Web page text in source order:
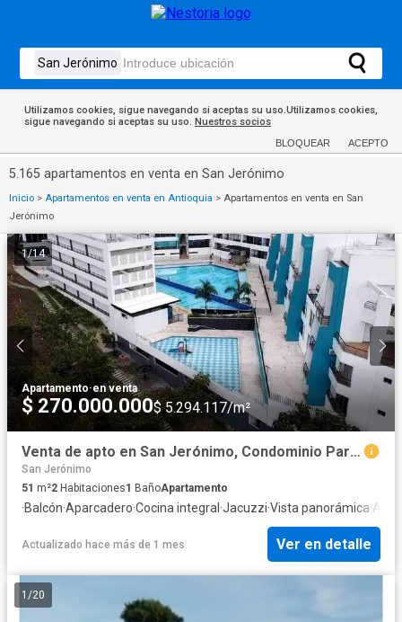
Utilizamos cookies, sigue navegando si aceptas su uso.Utilizamos cookies,
sigue navegando si aceptas su uso. Nuestros socios
BLOQUEAR ACEPTO
5.165 apartamentos en venta en San Jerónimo
Inicio > Apartamentos en venta en Antioquia > Apartamentos en venta en San
Jerónimo
1/14
Apartamento·en venta
$ 270.000.000$ 5.294.117/m²
Venta de apto en San Jerónimo, Condominio Paraíso del Sol, rentas cortas
San Jerónimo
51 m²2 Habitaciones1 BañoApartamento
·Balcón·Aparcadero·Cocina integral ·Jacuzzi·Vista panorámica·Agua
Actualizado hace más de 1 mes Ver en detalle
1 /20